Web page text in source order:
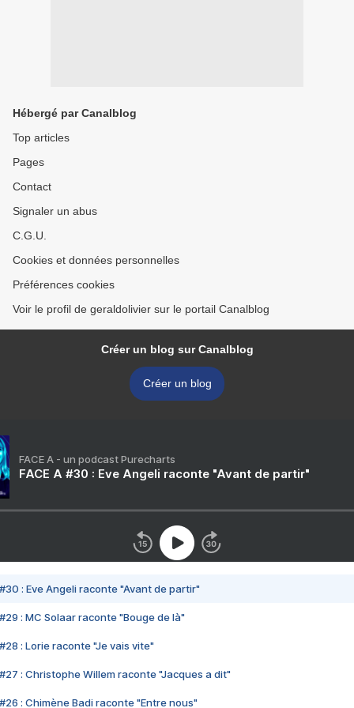
Hébergé par Canalblog
Top articles
Pages
Contact
Signaler un abus
C.G.U.
Cookies et données personnelles
Préférences cookies
Voir le profil de geraldolivier sur le portail Canalblog
Créer un blog sur Canalblog
Créer un blog
FACE A - un podcast Purecharts
FACE A #30 : Eve Angeli raconte "Avant de partir"
#30 : Eve Angeli raconte "Avant de partir"
#29 : MC Solaar raconte "Bouge de là"
#28 : Lorie raconte "Je vais vite"
#27 : Christophe Willem raconte "Jacques a dit"
#26 : Chimène Badi raconte "Entre nous"